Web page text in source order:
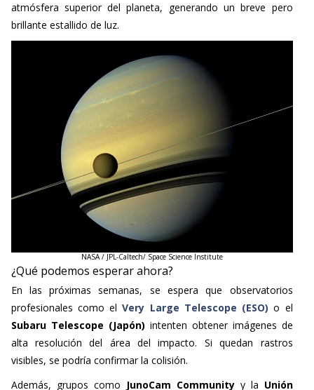
atmósfera superior del planeta, generando un breve pero
brillante estallido de luz.
NASA / JPL-Caltech/ Space Science Institute
¿Qué podemos esperar ahora?
En las próximas semanas, se espera que observatorios
profesionales como elVery Large Telescope (ESO) o el
Subaru Telescope (Japón) intenten obtener imágenes de
alta resolución del área del impacto. Si quedan rastros
visibles, se podría confirmar la colisión.
Además, grupos como JunoCam Communityy la Unión